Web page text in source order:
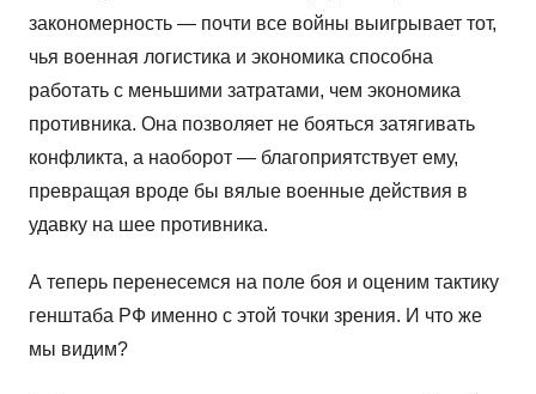
закономерность — почти все войны выигрывает тот,
чья военная логистика и экономика способна
работать с меньшими затратами, чем экономика
противника. Она позволяет не бояться затягивать
конфликта, а наоборот — благоприятствует ему,
превращая вроде бы вялые военные действия в
удавку на шее противника.
А теперь перенесемся на поле боя и оценим тактику
генштаба РФ именно с этой точки зрения. И что же
мы видим?